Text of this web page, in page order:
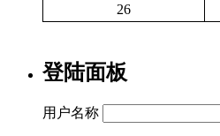
26
登陆面板
用户名称